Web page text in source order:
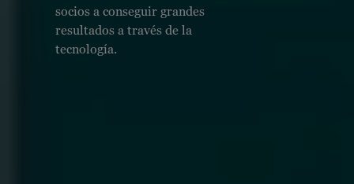
socios a conseguir grandes
resultados a través de la
tecnología.